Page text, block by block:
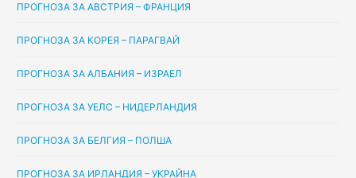
ПРОГНОЗА ЗА АВСТРИЯ – ФРАНЦИЯ
ПРОГНОЗА ЗА КОРЕЯ – ПАРАГВАЙ
ПРОГНОЗА ЗА АЛБАНИЯ – ИЗРАЕЛ
ПРОГНОЗА ЗА УЕЛС – НИДЕРЛАНДИЯ
ПРОГНОЗА ЗА БЕЛГИЯ – ПОЛША
ПРОГНОЗА ЗА ИРЛАНДИЯ – УКРАЙНА